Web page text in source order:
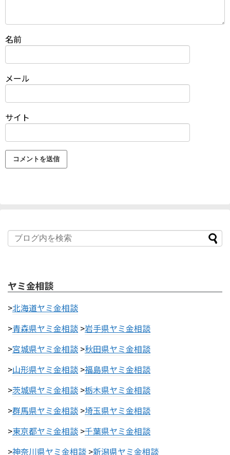
名前
メール
サイト
ヤミ金相談
>北海道ヤミ金相談
>青森県ヤミ金相談 >岩手県ヤミ金相談
>宮城県ヤミ金相談 >秋田県ヤミ金相談
>山形県ヤミ金相談 >福島県ヤミ金相談
>茨城県ヤミ金相談 >栃木県ヤミ金相談
>群馬県ヤミ金相談 >埼玉県ヤミ金相談
>東京都ヤミ金相談 >千葉県ヤミ金相談
>神奈川県ヤミ金相談 >新潟県ヤミ金相談